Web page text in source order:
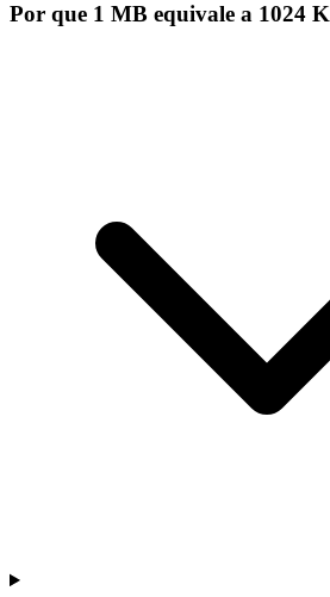
Por que 1 MB equivale a 1024